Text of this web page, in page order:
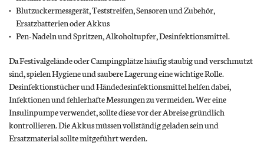
Blutzuckermessgerät, Teststreifen, Sensoren und Zubehör,
Ersatzbatterien oder Akkus
Pen-Nadeln und Spritzen, Alkoholtupfer, Desinfektionsmittel.
Da Festivalgelände oder Campingplätze häufig staubig und verschmutzt
sind, spielen Hygiene und saubere Lagerung eine wichtige Rolle.
Desinfektionstücher und Händedesinfektionsmittel helfen dabei,
Infektionen und fehlerhafte Messungen zu vermeiden. Wer eine
Insulinpumpe verwendet, sollte diese vor der Abreise gründlich
kontrollieren. Die Akkus müssen vollständig geladen sein und
Ersatzmaterial sollte mitgeführt werden.